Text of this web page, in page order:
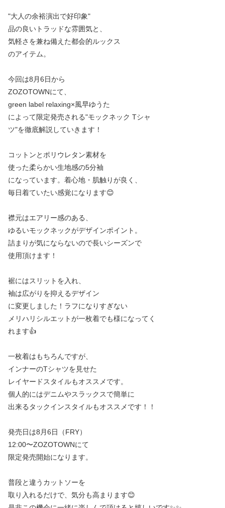
"大人の余裕演出で好印象"
品の良いトラッドな雰囲気と、
気軽さを兼ね備えた都会的ルックス
のアイテム。
今回は8月6日から
ZOZOTOWNにて、
green label relaxing×風早ゆうた
によって限定発売される"モックネック Tシャ
ツ"を徹底解説していきます！
コットンとポリウレタン素材を
使った柔らかい生地感の5分袖
になっています。着心地・肌触りが良く、
毎日着ていたい感覚になります😊
襟元はエアリー感のある、
ゆるいモックネックがデザインポイント。
詰まりが気にならないので長いシーズンで
使用頂けます！
裾にはスリットを入れ、
袖は広がりを抑えるデザイン
に変更しました！ラフになりすぎない
メリハリシルエットが一枚着でも様になってく
れます👍
一枚着はもちろんですが、
インナーのTシャツを見せた
レイヤードスタイルもオススメです。
個人的にはデニムやスラックスで簡単に
出来るタックインスタイルもオススメです！！
発売日は8月6日（FRY）
12:00〜ZOZOTOWNにて
限定発売開始になります。
普段と違うカットソーを
取り入れるだけで、気分も高まります😊